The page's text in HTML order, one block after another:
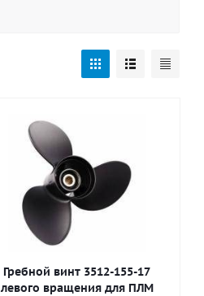
Гребной винт 3512-155-17
левого вращения для ПЛМ